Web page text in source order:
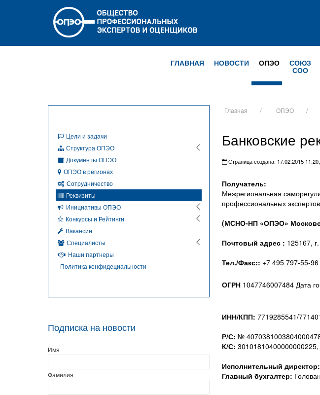
ГЛАВНАЯ НОВОСТИ ОПЭО СОЮЗ
СОО
Главная ОПЭО
Банковские
Страница создана: 17.02.2015
Получатель:
Межрегиональная
профессиональных
(МСНО-НП «ОПЭО»
Почтовый адрес : 125167,
Тел./Факс:: +7 495 797-55-96
ОГРН1047746007484 Дата
ИНН/КПП: 7719285541/
Р/С: №
К/С:
Исполнительный директор:
Главный бухгалтер:
Цели и задачи
Структура ОПЭО
Документы ОПЭО
ОПЭО в регионах
Сотрудничество
Реквизиты
Инициативы ОПЭО
Конкурсы и Рейтинги
Вакансии
Специалисты
Наши партнеры
Политика конфидециальности
Подписка на новости
Имя
Фамилия